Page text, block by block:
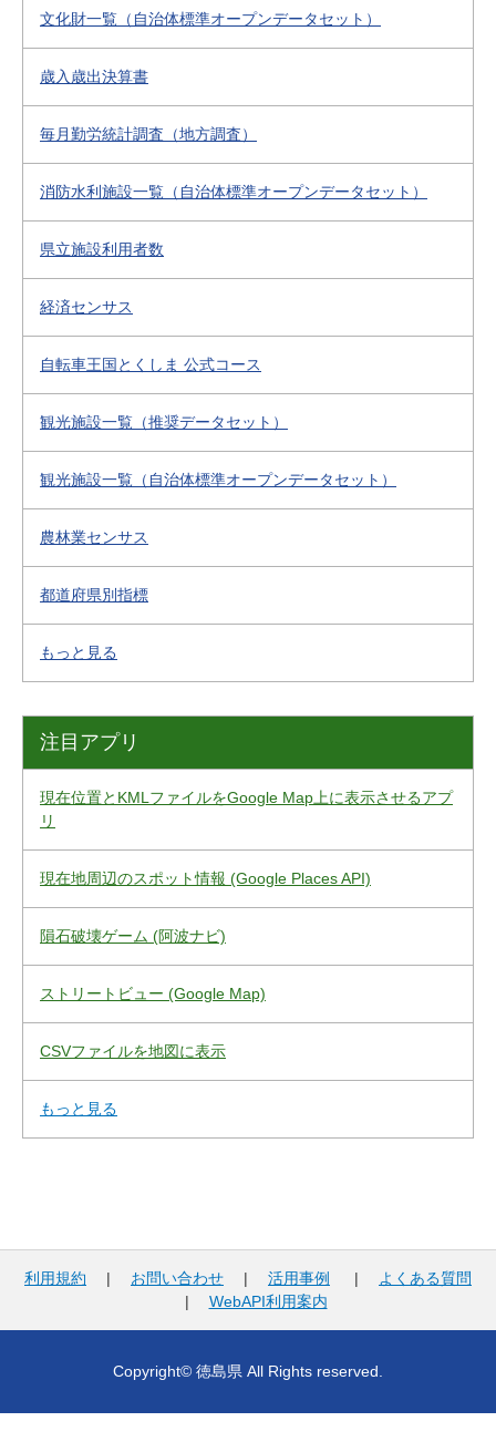
文化財一覧（自治体標準オープンデータセット）
歳入歳出決算書
毎月勤労統計調査（地方調査）
消防水利施設一覧（自治体標準オープンデータセット）
県立施設利用者数
経済センサス
自転車王国とくしま 公式コース
観光施設一覧（推奨データセット）
観光施設一覧（自治体標準オープンデータセット）
農林業センサス
都道府県別指標
もっと見る
注目アプリ
現在位置とKMLファイルをGoogle Map上に表示させるアプ
リ
現在地周辺のスポット情報 (Google Places API)
隕石破壊ゲーム (阿波ナビ)
ストリートビュー (Google Map)
CSVファイルを地図に表示
もっと見る
利用規約 | お問い合わせ | 活用事例 |
よくある質問
| WebAPI利用案内
Copyright© 徳島県 All Rights reserved.